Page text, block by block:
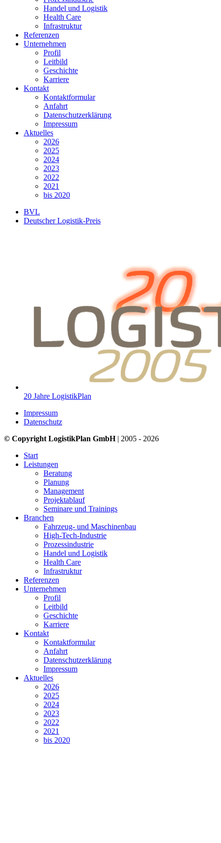
Handel und Logistik
Health Care
Infrastruktur
Referenzen
Unternehmen
Profil
Leitbild
Geschichte
Karriere
Kontakt
Kontaktformular
Anfahrt
Datenschutzerklärung
Impressum
Aktuelles
2026
2025
2024
2023
2022
2021
bis 2020
BVL
Deutscher Logistik-Preis
20 Jahre LogistikPlan
Impressum
Datenschutz
© Copyright LogistikPlan GmbH| 2005 - 2026
Start
Leistungen
Beratung
Planung
Management
Projektablauf
Seminare und Trainings
Branchen
Fahrzeug- und Maschinenbau
High-Tech-Industrie
Prozessindustrie
Handel und Logistik
Health Care
Infrastruktur
Referenzen
Unternehmen
Profil
Leitbild
Geschichte
Karriere
Kontakt
Kontaktformular
Anfahrt
Datenschutzerklärung
Impressum
Aktuelles
2026
2025
2024
2023
2022
2021
bis 2020